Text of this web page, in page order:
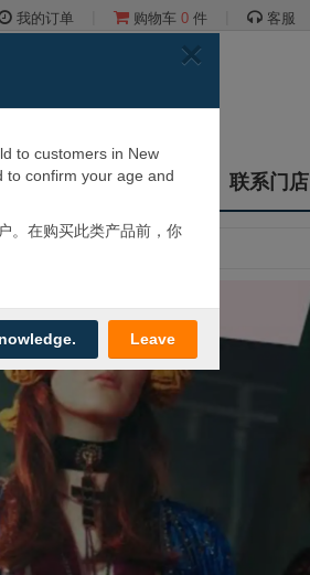
我的订单 购物车 0件 客服
关于我们 联系门店
×
to customers in New
to confirm your age and
。在购买此类产品前，你
Leave